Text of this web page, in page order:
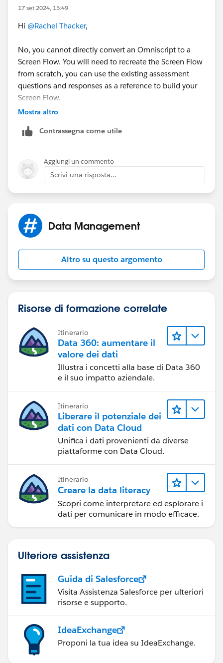
17 set 2024, 15:49
Hi @Rachel Thacker,
No, you cannot directly convert an Omniscript to a
Screen Flow. You will need to recreate the Screen Flow
from scratch, you can use the existing assessment
questions and responses as a reference to build your
Screen Flow.
Mostra altro
Contrassegna come utile
Aggiungi un commento
Scrivi una risposta...
Data Management
Altro su questo argomento
Risorse di formazione correlate
Itinerario
Data 360: aumentare il
valore dei dati
Illustra i concetti alla base di Data 360
e il suo impatto aziendale.
Itinerario
Liberare il potenziale dei
dati con Data Cloud
Unifica i dati provenienti da diverse
piattaforme con Data Cloud.
Itinerario
Creare la data literacy
Scopri come interpretare ed esplorare i
dati per comunicare in modo efficace.
Ulteriore assistenza
Guida di Salesforce
Visita Assistenza Salesforce per ulteriori
risorse e supporto.
IdeaExchange
Proponi la tua idea su IdeaExchange.